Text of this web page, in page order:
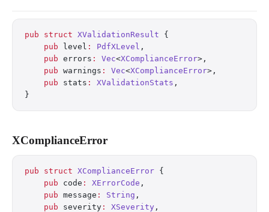
pub struct XValidationResult {
    pub
level : PdfXLevel ,
    pub
errors : Vec<XComplianceError>,
    pub
warnings : Vec<XComplianceError>,
    pub
stats : XValidationStats ,
}
XComplianceError
pub struct XComplianceError {
    pub
code : XErrorCode ,
    pub
message : String ,
    pub
severity : XSeverity ,